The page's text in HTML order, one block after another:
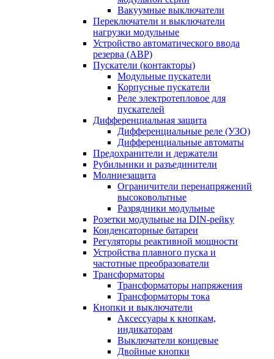
Вакуумные выключатели
Переключатели и выключатели
нагрузки модульные
Устройство автоматического ввода
резерва (АВР)
Пускатели (контакторы)
Модульные пускатели
Корпусные пускатели
Реле электротепловое для
пускателей
Дифференциальная защита
Дифференциальные реле (УЗО)
Дифференциальные автоматы
Предохранители и держатели
Рубильники и разъединители
Молниезащита
Ограничители перенапряжений
высоковольтные
Разрядники модульные
Розетки модульные на DIN-рейку
Конденсаторные батареи
Регуляторы реактивной мощности
Устройства плавного пуска и
частотные преобразователи
Трансформаторы
Трансформаторы напряжения
Трансформаторы тока
Кнопки и выключатели
Аксессуары к кнопкам,
индикаторам
Выключатели концевые
Двойные кнопки